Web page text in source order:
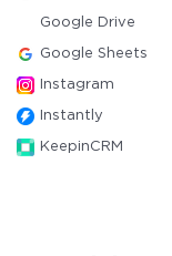
Google Drive
Google Sheets
Instagram
Instantly
KeepinCRM